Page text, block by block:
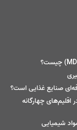
صنایع غذایی است؟
چهارگانه
شیمیایی